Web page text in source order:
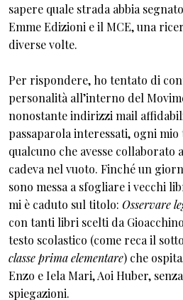
sapere quale strada abbia
Emme Edizioni e il MCE, una
diverse volte.
Per rispondere, ho tentato di
personalità all’interno del
nonostante indirizzi mail
passaparola interessati, ogni
qualcuno che avesse collaborato
cadeva nel vuoto. Finché un
sono messa a sfogliare i vecchi
mi è caduto sul titolo: Osservare
con tanti libri scelti da
testo scolastico (come reca il
classe prima elementare) che
Enzo e Iela Mari, Aoi Huber,
spiegazioni.